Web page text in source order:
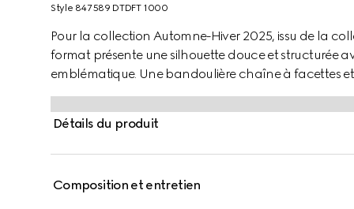
Style ‎847589 DTDFT 1000
Pour la collection Automne-Hiver 2025, issu de la
format présente une silhouette douce et structurée
emblématique. Une bandoulière chaîne à facettes
tandis qu’une poche plate en cuir vient orner
Détails du produit
Composition et entretien